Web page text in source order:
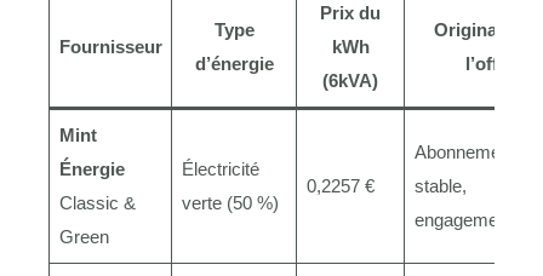
Fournisseur
Type
d’énergie
Prix du
kWh
(6kVA)
Originalité
l’offre
Mint
Énergie
Classic &
Green
Électricité
verte (50 %)
0,2257 €
Abonnement
stable,
engagement 2